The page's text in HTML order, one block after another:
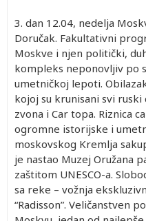
3. dan 12.04, nedelja
Doručak. Fakultativni
Moskve i njen politički,
kompleks neponovljiv po
umetničkoj lepoti.
kojoj su krunisani svi
zvona i Car topa. Riznica
ogromne istorijske i
moskovskog Kremlja
je nastao Muzej Oružana
zaštitom UNESCO-a.
sa reke – vožnja
“Radisson”. Veličanstven